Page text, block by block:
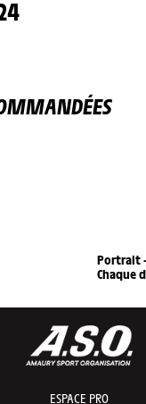
Portrait
Chaque
ESPACE PRO